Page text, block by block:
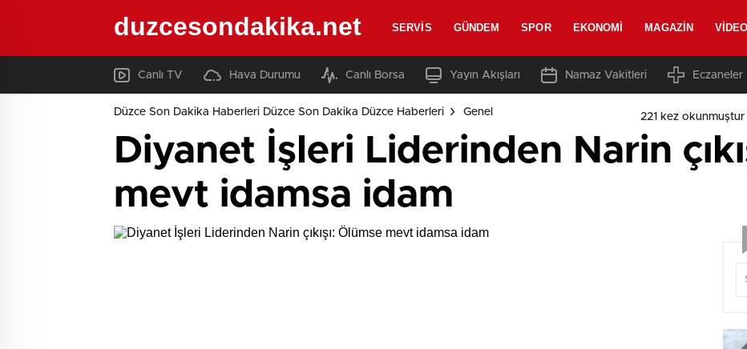
duzcesondakika.net SERVIS GÜNDEM SPOR EKONOMI MAGAZIN
Canlı TV Hava Durumu Canlı Borsa Yayın Akışları Namaz Vakitleri Eczaneler
Düzce Son Dakika Haberleri Düzce Son Dakika Düzce Haberleri Genel 221 kez okunmuştur
Diyanet İşleri Liderinden Narin
mevt idamsa idam